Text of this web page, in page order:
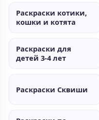
Раскраски котики,
кошки и котята
Раскраски для
детей 3-4 лет
Раскраски Сквиши